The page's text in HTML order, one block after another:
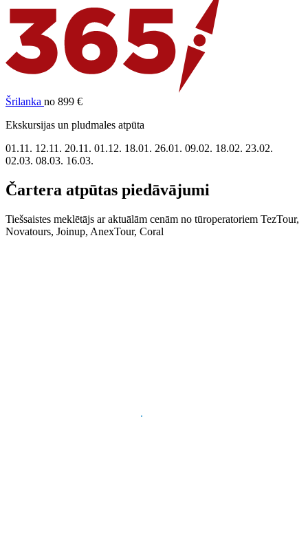
Šrilanka no 899 €
Ekskursijas un pludmales atpūta
01.11. 12.11. 20.11. 01.12. 18.01. 26.01. 09.02. 18.02. 23.02.
02.03. 08.03. 16.03.
Čartera atpūtas piedāvājumi
Tiešsaistes meklētājs ar aktuālām cenām no tūroperatoriem TezTour,
Novatours, Joinup, AnexTour, Coral